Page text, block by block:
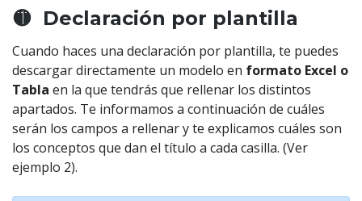
🟡 Declaración por plantilla
Cuando haces una declaración por plantilla, te puedes
descargar directamente un modelo en formato Excel o
Tabla en la que tendrás que rellenar los distintos
apartados. Te informamos a continuación de cuáles
serán los campos a rellenar y te explicamos cuáles son
los conceptos que dan el título a cada casilla. (Ver
ejemplo 2).